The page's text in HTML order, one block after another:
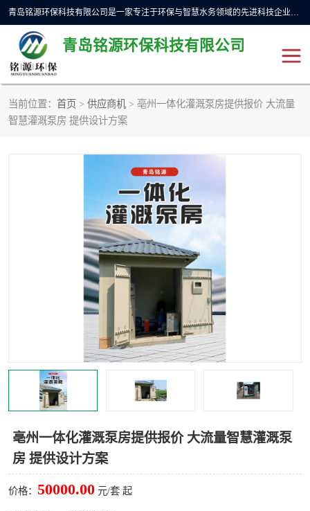
青岛铭源环保科技有限公司是一家专注于环保与智慧水务领域的先进科技企业，公司专注于云智能一体化预制泵站、水务循环利用、海绵城市、云智慧水务开发及新型环保技术研发等领域。铭源环保以为客户提供优质产品、专业技术服务为己任。为客户提供量身定制方案，提供多种配置方案满足实际使用要求。严控供货周期，并提供高标准后期维护。以环保为己任，视质量如生命，以技术做先导，靠诚信赢客户。
青岛铭源环保科技有限公司
当前位置： 首页 > 供应商机 > 亳州一体化灌溉泵房提供报价 大流量
智慧灌溉泵房 提供设计方案
亳州一体化灌溉泵房提供报价 大流量智慧灌溉泵
房 提供设计方案
价格： 50000.00 元/套 起
一体化HMPP泵站
智能旋转喷射器
液动限流闸门
加压泵房/灌溉泵房 一体化预制泵站
不锈钢浮筒阀 真空冲洗装置
雨水收集回用装置 门式冲洗装置
智能一体化灌溉泵房 一体化污水处理泵房
水面垃圾清理装置 浅层砂过滤装置
一体化泵闸
真空冲洗设备
水平自清洗格栅